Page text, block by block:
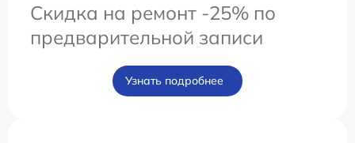
Скидка на ремонт -25% по
предварительной записи
Узнать подробнее